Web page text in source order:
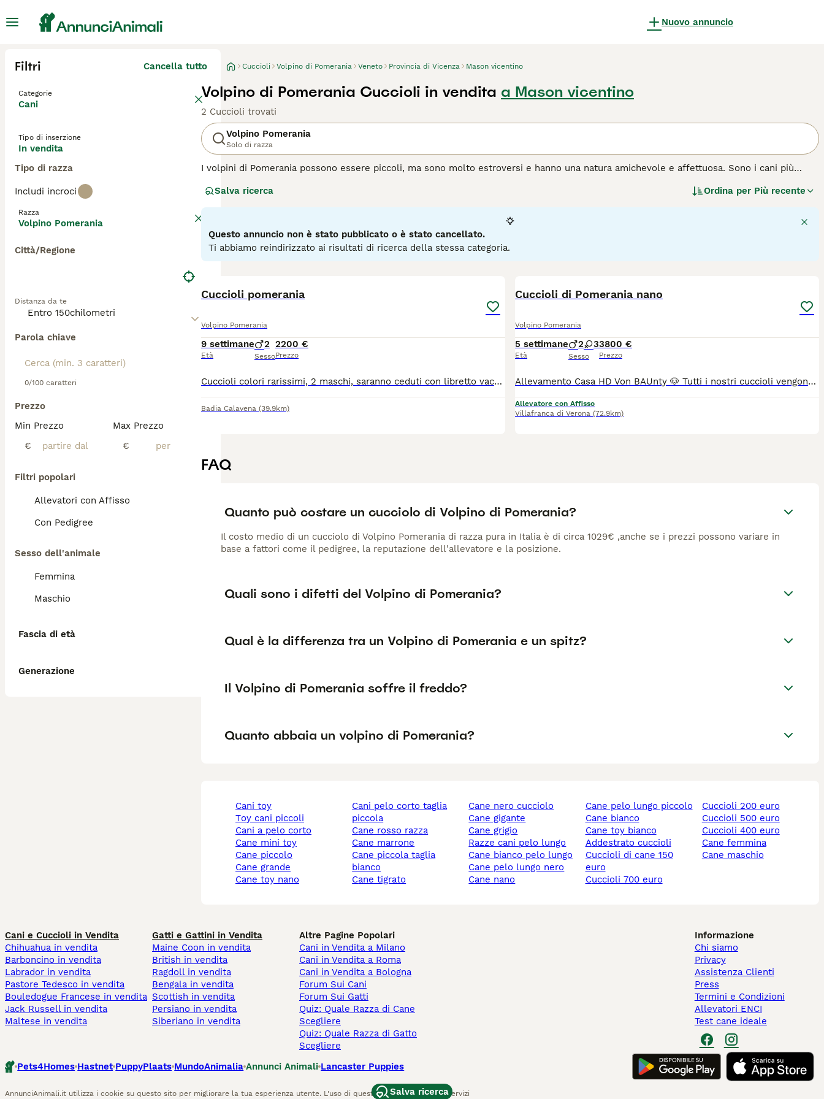
Nuovo annuncio
Filtri Cancella tutto
Categorie
Cani
Tipo di inserzione
In vendita
Tipo di razza
Includi incroci
Razza
Volpino Pomerania
Città/Regione
Distanza da te
Parola chiave
0/100 caratteri
Prezzo
Min Prezzo
€
Max Prezzo
€
Filtri popolari
Allevatori con Affisso
Con Pedigree
Sesso dell'animale
Femmina
Maschio
Fascia di età
Generazione
Cuccioli Volpino di Pomerania Veneto Provincia di Vicenza Mason vicentino
Volpino di Pomerania Cuccioli in vendita a Mason vicentino
2 Cuccioli trovati
Volpino Pomerania
Solo di razza
I volpini di Pomerania possono essere piccoli, ma sono molto estroversi e hanno una natura amichevole e affettuosa. Sono i cani più
questi volpini discendono dallo spitz tedesco, motivo per cui vengono altresì chiamati spitz tedeschi nani. La regina Vittoria li rese
Leggi la nostra pagina di consigli sul Volpino Pomerania per informazioni su questa razza di cane.
Salva ricerca Ordina per Più recente
Questo annuncio non è stato pubblicato o è stato cancellato.
Ti abbiamo reindirizzato ai risultati di ricerca della stessa categoria.
Cuccioli pomerania
Volpino Pomerania
9 settimane
Età
2
Sesso
2200 €
Prezzo
Cuccioli colori rarissimi, 2 maschi, saranno ceduti con libretto vaccinazione, sverminazione, microchip e pedigree ENCI di alta genealogiadato che entrambi i genitori ne sono in possesso. Io non sono un'allevatore, ho una coppia di pomerania e malgrado molte attenzioni mi hanno fregato. Solo veramente interessati ...3402807102 Daniele.
Badia Calavena (39.9km)
Cuccioli di Pomerania nano
Volpino Pomerania
5 settimane
Età
2 3
Sesso
3800 €
Prezzo
Allevamento Casa HD Von BAUnty 🐶 Tutti i nostri cuccioli vengono cresciuti per i primi mesi da noi affinché non raggiungono i 3 mesi d’età, momento a partire dal quale saranno pronti ad entrare a far parte della nuova famiglia. 🙋🏻‍♀️ Innamorarsi di questi cuccioli è molto facile. Per questo vi suggeriamo sempre di prenotare il cucciolo con largo anticipo. 🏠Venite a farci visita di persona presso il nostro Allevamento, sarà amore a prima vista ♥️ 💕Inoltre potremmo dialogare assieme per scoprire le vostre affinità con il cucciolo e darvi dei consigli per costruire una piacevole relazione. Ricordiamo che tutti i nostri cuccioli vengono ceduti con: 1) Contratto 2) libretto sanitario e Pedigree 3) Vaccinazioni e sverminazione 4) Microchip 5) Certificato di buona salute 6) Test genitori 7)Kit giochi e consigli comportamentali e alimentari per relazionarsi con il cucciolo I nostri cuccioli sono già educati all’uso della traversina. Un animale è magia 🫶🏻 📍ci trovate a Villafranca di Verona in via Carlo Alberto, 44 ☎️ prendete appuntamento telefonico al 348 4095905 🛜 https://allevamentocasahdvonbaunty.com Ciao 🐾 Milena e Andrea 🐾
Allevatore con Affisso
Villafranca di Verona (72.9km)
FAQ
Quanto può costare un cucciolo di Volpino di Pomerania?
Il costo medio di un cucciolo di Volpino Pomerania di razza pura in Italia è di circa 1029€ ,anche se i prezzi possono variare in
base a fattori come il pedigree, la reputazione dell'allevatore e la posizione.
Quali sono i difetti del Volpino di Pomerania?
Qual è la differenza tra un Volpino di Pomerania e un spitz?
Il Volpino di Pomerania soffre il freddo?
Quanto abbaia un volpino di Pomerania?
cani toy
toy cani piccoli
cani a pelo corto
cane mini toy
cane piccolo
cane grande
cane toy nano
cani pelo corto taglia
piccola
cane rosso razza
cane marrone
cane piccola taglia
bianco
cane tigrato
cane nero cucciolo
cane gigante
cane grigio
razze cani pelo lungo
cane bianco pelo lungo
cane pelo lungo nero
cane nano
cane pelo lungo piccolo
cane bianco
cane toy bianco
addestrato cuccioli
cuccioli di cane 150
euro
cuccioli 700 euro
cuccioli 200 euro
cuccioli 500 euro
cuccioli 400 euro
cane femmina
cane maschio
Salva ricerca
Cani e Cuccioli in Vendita
Chihuahua in vendita
Barboncino in vendita
Labrador in vendita
Pastore Tedesco in vendita
Bouledogue Francese in vendita
Jack Russell in vendita
Maltese in vendita
Gatti e Gattini in Vendita
Maine Coon in vendita
British in vendita
Ragdoll in vendita
Bengala in vendita
Scottish in vendita
Persiano in vendita
Siberiano in vendita
Altre Pagine Popolari
Cani in Vendita a Milano
Cani in Vendita a Roma
Cani in Vendita a Bologna
Forum Sui Cani
Forum Sui Gatti
Quiz: Quale Razza di Cane
Scegliere
Quiz: Quale Razza di Gatto
Scegliere
Informazione
Chi siamo
Privacy
Assistenza Clienti
Press
Termini e Condizioni
Allevatori ENCI
Test cane ideale
Pets4Homes Hastnet PuppyPlaats MundoAnimalia Annunci Animali Lancaster Puppies
AnnunciAnimali.it utilizza i cookie su questo sito per migliorare la tua esperienza utente. L'uso di questo sito Web e di altri servizi